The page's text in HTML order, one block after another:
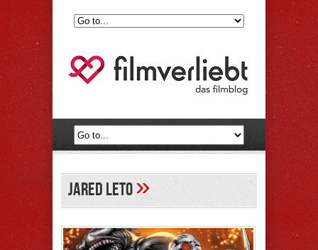
jared leto»